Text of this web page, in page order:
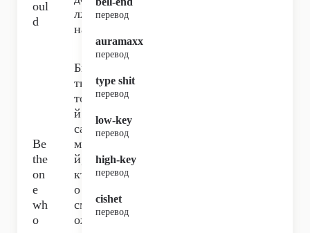
oul
d
лж
на
Be
the
on
e
wh
o
Бы
ть
то
й
са
мо
й,
кт
о
см
ож
перевод
auramaxx
перевод
type shit
перевод
low-key
перевод
high-key
перевод
cishet
перевод